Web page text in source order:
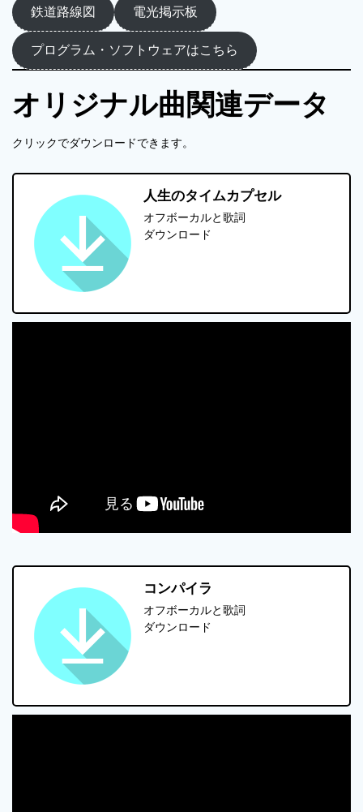
鉄道路線図 電光掲示板
プログラム・ソフトウェアはこちら
オリジナル曲関連データ
クリックでダウンロードできます。
人生のタイムカプセル
オフボーカルと歌詞
ダウンロード
コンパイラ
オフボーカルと歌詞
ダウンロード